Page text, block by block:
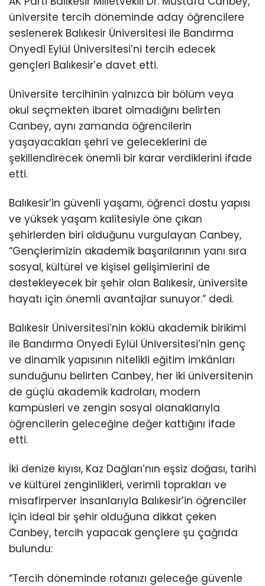
üniversite tercih döneminde aday öğrencilere
seslenerek Balıkesir Üniversitesi ile Bandırma
Onyedi Eylül Üniversitesi’ni tercih edecek
gençleri Balıkesir’e davet etti.
Üniversite tercihinin yalnızca bir bölüm veya
okul seçmekten ibaret olmadığını belirten
Canbey, aynı zamanda öğrencilerin
yaşayacakları şehri ve geleceklerini de
şekillendirecek önemli bir karar verdiklerini ifade
etti.
Balıkesir’in güvenli yaşamı, öğrenci dostu yapısı
ve yüksek yaşam kalitesiyle öne çıkan
şehirlerden biri olduğunu vurgulayan Canbey,
“Gençlerimizin akademik başarılarının yanı sıra
sosyal, kültürel ve kişisel gelişimlerini de
destekleyecek bir şehir olan Balıkesir, üniversite
hayatı için önemli avantajlar sunuyor.” dedi.
Balıkesir Üniversitesi’nin köklü akademik birikimi
ile Bandırma Onyedi Eylül Üniversitesi’nin genç
ve dinamik yapısının nitelikli eğitim imkânları
sunduğunu belirten Canbey, her iki üniversitenin
de güçlü akademik kadroları, modern
kampüsleri ve zengin sosyal olanaklarıyla
öğrencilerin geleceğine değer kattığını ifade
etti.
İki denize kıyısı, Kaz Dağları’nın eşsiz doğası, tarihi
ve kültürel zenginlikleri, verimli toprakları ve
misafirperver insanlarıyla Balıkesir’in öğrenciler
için ideal bir şehir olduğuna dikkat çeken
Canbey, tercih yapacak gençlere şu çağrıda
bulundu:
“Tercih döneminde rotanızı geleceğe güvenle